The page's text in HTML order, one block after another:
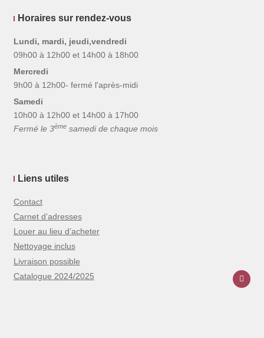
Horaires sur rendez-vous
Lundi, mardi, jeudi,vendredi
09h00 à 12h00 et 14h00 à 18h00
Mercredi
9h00 à 12h00- fermé l'après-midi
Samedi
10h00 à 12h00 et 14h00 à 17h00
Fermé le 3èmesamedi de chaque mois
Liens utiles
Contact
Carnet d’adresses
Louer au lieu d’acheter
Nettoyage inclus
Livraison possible
Catalogue 2024/2025